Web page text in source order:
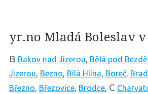
yr.no Mladá Boleslav
B Bakov nad Jizerou, Bělá pod
Jizerou, Bezno, Bílá Hlína, Boreč,
Březno, Březovice, Brodce, C